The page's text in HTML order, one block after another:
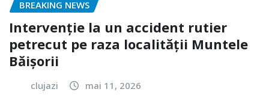
BREAKING NEWS
Intervenție la un accident rutier
petrecut pe raza localității Muntele
Băișorii
clujazi mai 11, 2026